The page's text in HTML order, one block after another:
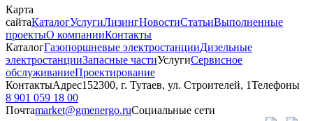
Карта
сайтаКаталогУслугиЛизингНовостиСтатьиВыполненные
проектыО компанииКонтакты
КаталогГазопоршневые электростанцииДизельные
электростанцииЗапасные частиУслугиСервисное
обслуживаниеПроектирование
КонтактыАдрес152300, г. Тутаев, ул. Строителей, 1Телефоны
8 901 059 18 00
Почтаmarket@gmenergo.ruСоциальные сети